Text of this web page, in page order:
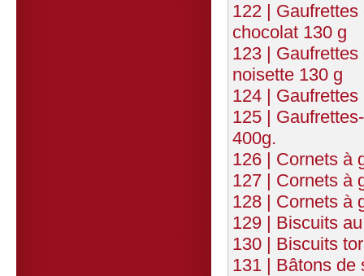
122 |
chocolat 130 g
123 |
noisette 130 g
124 |
125 |
400g.
126 | Cornets à
127 | Cornets à
128 | Cornets à
129 | Biscuits
130 | Biscuits
131 | Bâtons de